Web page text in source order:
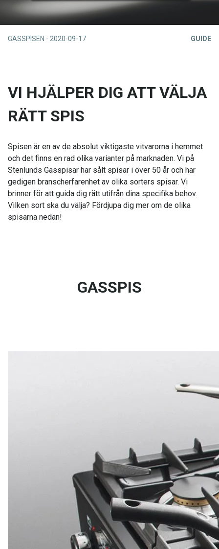
GASSPISEN - 2020-09-17 GUIDE
VI HJÄLPER DIG ATT VÄLJA
RÄTT SPIS
Spisen är en av de absolut viktigaste vitvarorna i hemmet
och det finns en rad olika varianter på marknaden. Vi på
Stenlunds Gasspisar har sålt spisar i över 50 år och har
gedigen branscherfarenhet av olika sorters spisar. Vi
brinner för att guida dig rätt utifrån dina specifika behov.
Vilken sort ska du välja? Fördjupa dig mer om de olika
spisarna nedan!
GASSPIS